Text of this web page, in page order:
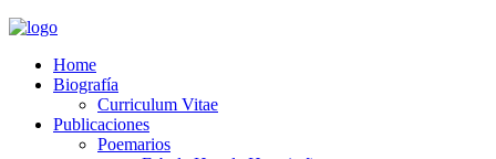
Home
Biografía
Curriculum Vitae​
Publicaciones
Poemarios